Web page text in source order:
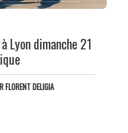
Lyon dimanche 21
FLORENT DELIGIA